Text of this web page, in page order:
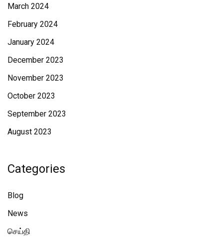
March 2024
February 2024
January 2024
December 2023
November 2023
October 2023
September 2023
August 2023
Categories
Blog
News
செய்தி